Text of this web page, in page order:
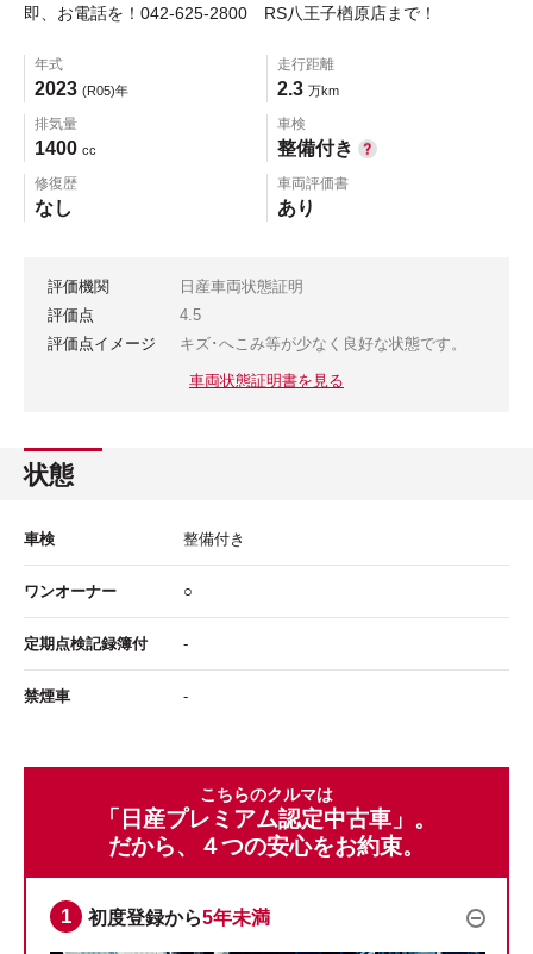
即、お電話を！042-625-2800 RS八王子楢原店まで！
年式
2023 (R05)年
走行距離
2.3 万km
排気量
1400 cc
車検
整備付き
修復歴
なし
車両評価書
あり
評価機関
日産車両状態証明
評価点
4.5
評価点イメージ
キズ･へこみ等が少なく良好な状態です。
車両状態証明書を見る
状態
車検 整備付き
ワンオーナー ○
定期点検記録簿付 -
禁煙車 -
こちらのクルマは
「日産プレミアム認定中古車」。
だから、４つの安心をお約束。
初度登録から5年未満